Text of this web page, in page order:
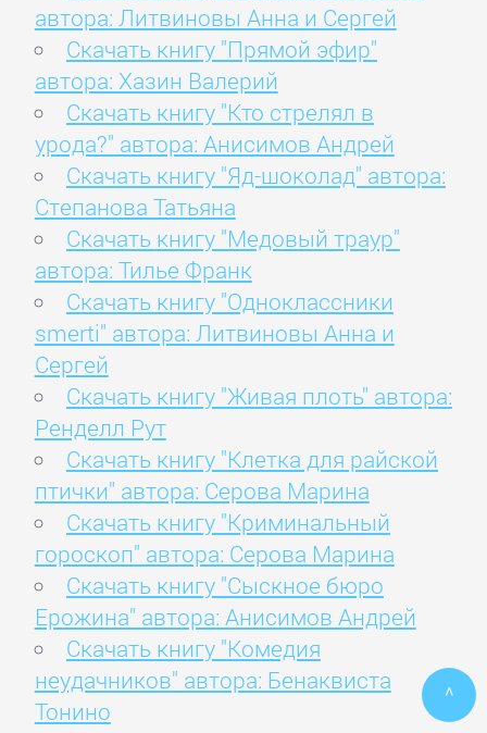
автора: Литвиновы Анна и Сергей
Скачать книгу "Прямой эфир"
автора: Хазин Валерий
Скачать книгу "Кто стрелял в
урода?" автора: Анисимов Андрей
Скачать книгу "Яд-шоколад" автора:
Степанова Татьяна
Скачать книгу "Медовый траур"
автора: Тилье Франк
Скачать книгу "Одноклассники
smerti" автора: Литвиновы Анна и
Сергей
Скачать книгу "Живая плоть" автора:
Ренделл Рут
Скачать книгу "Клетка для райской
птички" автора: Серова Марина
Скачать книгу "Криминальный
гороскоп" автора: Серова Марина
Скачать книгу "Сыскное бюро
Ерожина" автора: Анисимов Андрей
Скачать книгу "Комедия
неудачников" автора: Бенаквиста
Тонино
^